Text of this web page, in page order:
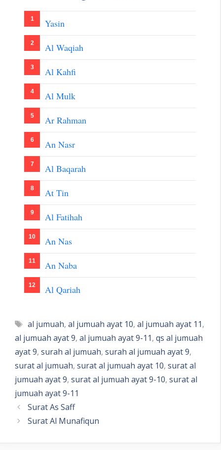
Yasin
Al Waqiah
Al Kahfi
Al Mulk
Ar Rahman
An Nasr
Al Baqarah
At Tin
Al Fatihah
An Nas
An Naba
Al Qariah
Tags
al jumuah, al jumuah ayat 10, al jumuah ayat 11,
al jumuah ayat 9, al jumuah ayat 9-11, qs al jumuah
ayat 9, surah al jumuah, surah al jumuah ayat 9,
surat al jumuah, surat al jumuah ayat 10, surat al
jumuah ayat 9, surat al jumuah ayat 9-10, surat al
jumuah ayat 9-11
Surat As Saff
Surat Al Munafiqun